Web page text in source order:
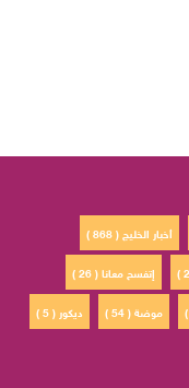
أخبار الخليج ( 868 )
إتفسح معانا ( 26 )
ديكور ( 5 )
موضة ( 54 )